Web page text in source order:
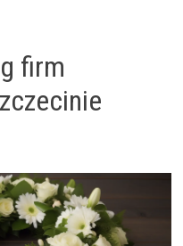
firm